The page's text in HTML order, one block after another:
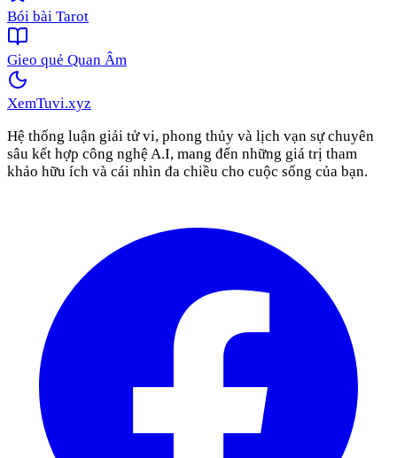
Bói bài Tarot
Gieo quẻ Quan Âm
XemTuvi.xyz
Hệ thống luận giải tử vi, phong thủy và lịch vạn sự chuyên
sâu kết hợp công nghệ A.I, mang đến những giá trị tham
khảo hữu ích và cái nhìn đa chiều cho cuộc sống của bạn.